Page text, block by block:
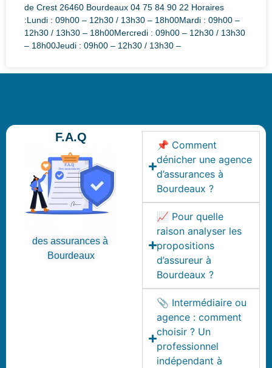
de Crest 26460 Bourdeaux 04 75 84 90 22 Horaires
:Lundi : 09h00 – 12h30 / 13h30 – 18h00Mardi : 09h00 –
12h30 / 13h30 – 18h00Mercredi : 09h00 – 12h30 / 13h30
– 18h00Jeudi : 09h00 – 12h30 / 13h30 –
F.A.Q
des assurances à
Bourdeaux
📌 Comment
dénicher une agence
d’assurances à
Bourdeaux ?
📈 Pour quelle
raison analyser les
propositions
d’assureur à
Bourdeaux ?
📎 Intermédiaire ou
agence : comment
choisir ? Un
professionnel
indépendant à